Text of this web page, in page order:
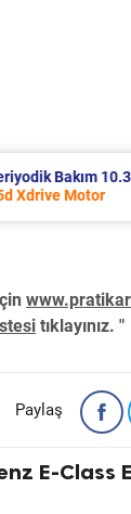
Bakım
Motor
tıklayınız. "
Paylaş
E-Class